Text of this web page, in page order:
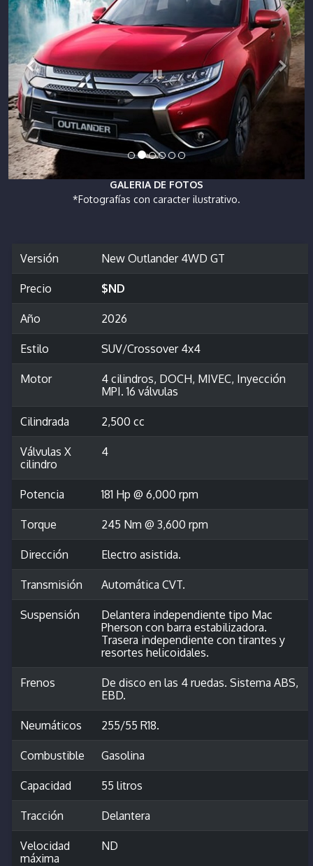
GALERIA DE FOTOS
*Fotografías con caracter ilustrativo.
Versión New Outlander 4WD GT
Precio $ND
Año 2026
Estilo SUV/Crossover 4x4
Motor
4 cilindros, DOCH, MIVEC, Inyección
MPI. 16 válvulas
Cilindrada 2,500 cc
Válvulas X
cilindro
4
Potencia 181 Hp @ 6,000 rpm
Torque 245 Nm @ 3,600 rpm
Dirección Electro asistida.
Transmisión Automática CVT.
Suspensión
Delantera independiente tipo Mac
Pherson con barra estabilizadora.
Trasera independiente con tirantes y
resortes helicoidales.
Frenos
De disco en las 4 ruedas. Sistema ABS,
EBD.
Neumáticos 255/55 R18.
Combustible Gasolina
Capacidad 55 litros
Tracción Delantera
Velocidad
máxima
ND